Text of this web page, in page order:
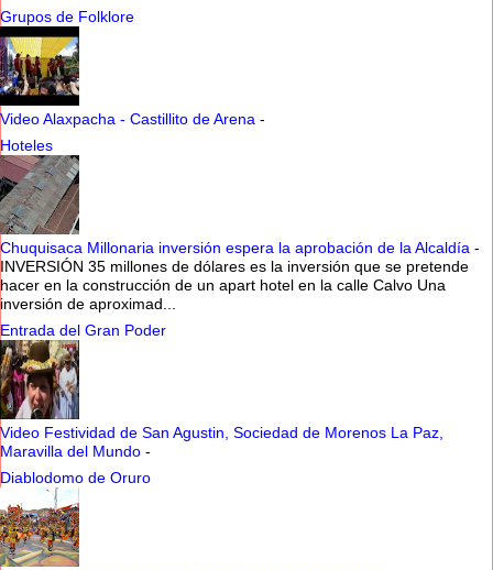
Grupos de Folklore
Video Alaxpacha - Castillito de Arena -
Hoteles
Chuquisaca Millonaria inversión espera la aprobación de la Alcaldía -
INVERSIÓN 35 millones de dólares es la inversión que se pretende
hacer en la construcción de un apart hotel en la calle Calvo Una
inversión de aproximad...
Entrada del Gran Poder
Video Festividad de San Agustin, Sociedad de Morenos La Paz,
Maravilla del Mundo -
Diablodomo de Oruro